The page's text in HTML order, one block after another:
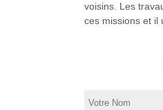
voisins. Les
ces missions et il